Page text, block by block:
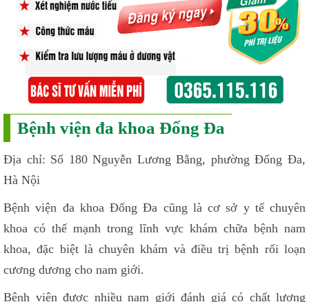
Bệnh viện đa khoa Đống Đa
Địa chỉ: Số 180 Nguyễn Lương Bằng, phường Đống Đa,
Hà Nội
Bệnh viện đa khoa Đống Đa cũng là cơ sở y tế chuyên
khoa có thế mạnh trong lĩnh vực khám chữa bệnh nam
khoa, đặc biệt là chuyên khám và điều trị bệnh rối loạn
cương dương cho nam giới.
Bệnh viện được nhiều nam giới đánh giá có chất lượng